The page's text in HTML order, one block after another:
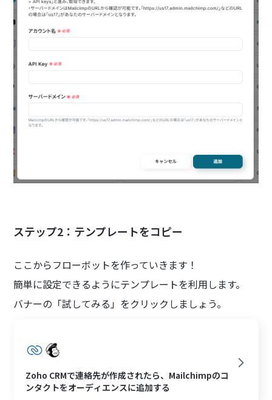
ステップ2：テンプレートをコピー
ここからフローボットを作っていきます！
簡単に設定できるようにテンプレートを利用します。
バナーの「試してみる」をクリックしましょう。
Zoho CRMで連絡先が作成されたら、Mailchimpのコ
ンタクトをオーディエンスに追加する